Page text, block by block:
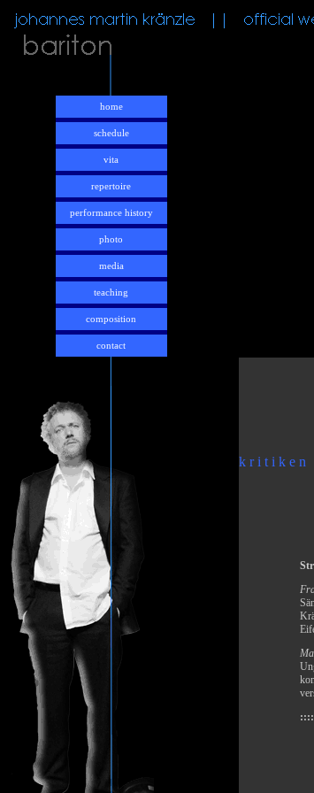
home
schedule
vita
repertoire
performance history
photo
media
teaching
composition
contact
k r i t i k e n